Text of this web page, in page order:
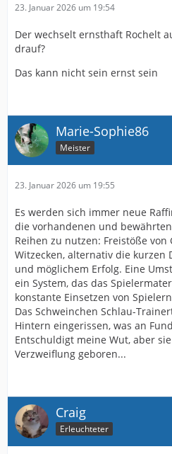
23. Januar 2026 um 19:54
Der wechselt ernsthaft Rochelt
drauf?
Das kann nicht sein ernst sein
Marie-Sophie86
Meister
23. Januar 2026 um 19:55
Es werden sich immer neue
die vorhandenen und
Reihen zu nutzen: Freistöße
Witzecken, alternativ die kurzen
und möglichem Erfolg. Eine
ein System, das das
konstante Einsetzen von
Das Schweinchen Schlau-
Hintern eingerissen, was an
Entschuldigt meine Wut, aber
Verzweiflung geboren...
Craig
Erleuchteter